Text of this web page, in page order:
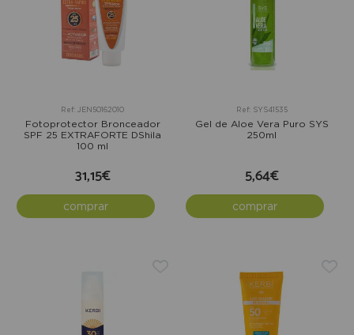
Ref: JEN50162010
Fotoprotector Bronceador
SPF 25 EXTRAFORTE DShila
100 ml
31,15€
comprar
Ref: SYS41535
Gel de Aloe Vera Puro SYS
250ml
5,64€
comprar